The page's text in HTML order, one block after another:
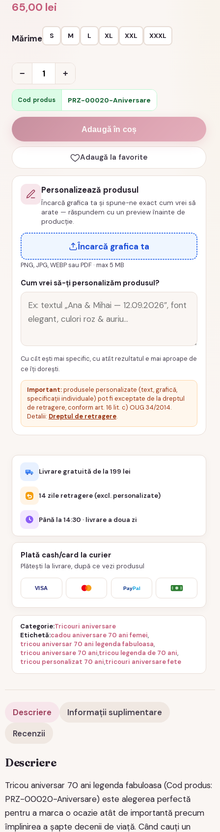
65,00 lei
Mărime S M L XL XXL XXXL
−
Cantitate
Tricou
aniversar
70
ani
legenda
fabuloasa
cod
PRZ-
00020-
Aniversare
+
Cod produs PRZ-00020-Aniversare
Adaugă în coș
Adaugă la favorite
Personalizează produsul
Încarcă grafica ta și spune-ne exact cum vrei să
arate — răspundem cu un preview înainte de
producție.
Încarcă grafica ta
PNG, JPG, WEBP sau PDF · max 5 MB
Cum vrei să-ți personalizăm produsul?
Cu cât ești mai specific, cu atât rezultatul e mai aproape de
ce îți dorești.
Important:produsele personalizate (text, grafică,
specificații individuale) pot fi exceptate de la dreptul
de retragere, conform art. 16 lit. c) OUG 34/2014.
Detalii: Dreptul de retragere.
Livrare gratuită de la 199 lei
14 zile retragere (excl. personalizate)
Până la 14:30 · livrare a doua zi
Plată cash/card la curier
Plătești la livrare, după ce vezi produsul
VISA PayPal
Categorie Tricouri aniversare
Etichetă cadou aniversare 70 ani femei,
tricou aniversar 70 ani legenda fabuloasa,
tricou aniversare 70 ani,tricou legenda de 70 ani,
tricou personalizat 70 ani,tricouri aniversare fete
Descriere
Informații suplimentare
Recenzii
Descriere
Tricou aniversar 70 ani legenda fabuloasa (Cod produs:
PRZ-00020-Aniversare) este alegerea perfectă
pentru a marca o ocazie atât de importantă precum
împlinirea a șapte decenii de viață. Când cauți un